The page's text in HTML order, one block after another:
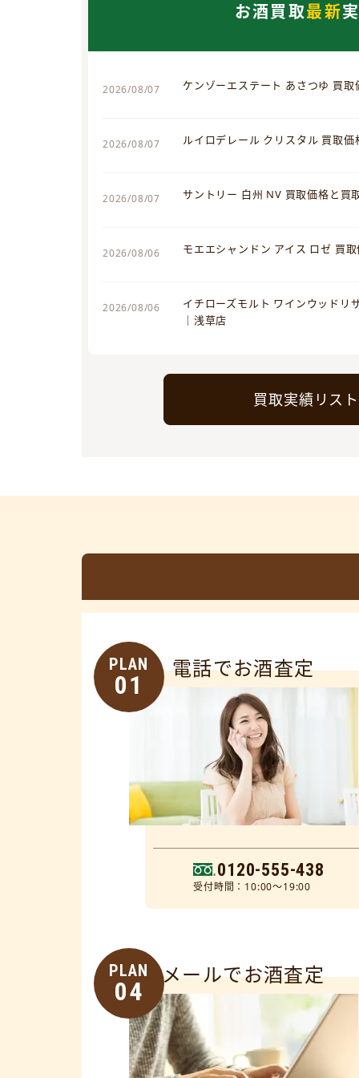
お酒買取最新
2026/08/07 ケンゾーエステート あさつゆ 買
2026/08/07 ルイロデレール クリスタル 買取
2026/08/07 サントリー 白州 NV 買取価格と買
2026/08/06 モエエシャンドン アイス ロゼ 買
2026/08/06
イチローズモルト ワインウッドリ
｜浅草店
買取実績リスト
PLAN
01
電話でお酒査定
0120-555-438
受付時間：10:00～19:00
PLAN
04
メールでお酒査定